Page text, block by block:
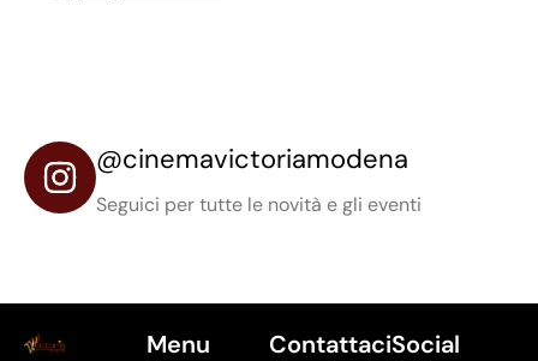
@cinemavictoriamodena
Seguici per tutte le novità e gli eventi
Menu ContattaciSocial